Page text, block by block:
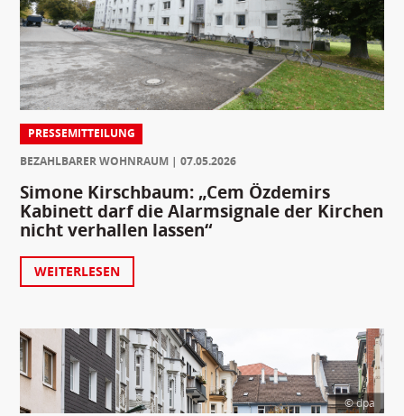
PRESSEMITTEILUNG
BEZAHLBARER WOHNRAUM
07.05.2026
Simone Kirschbaum: „Cem Özdemirs
Kabinett darf die Alarmsignale der Kirchen
nicht verhallen lassen“
WEITERLESEN
© dpa